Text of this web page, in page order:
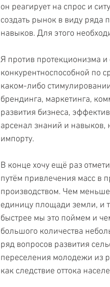
он реагирует на спрос и
создать рынок в виду ряда
навыков. Для этого
Я против протекционизма
конкурентноспособной по
каком-либо
брендинга, маркетинга,
развития бизнеса,
арсенал знаний и навыков,
импорту.
В конце хочу ещё раз
путём привлечения масс в
производством. Чем
единицу площади земли, и
быстрее мы это поймем и
большого количества
ряд вопросов развития
переселения молодежи из
как следствие оттока